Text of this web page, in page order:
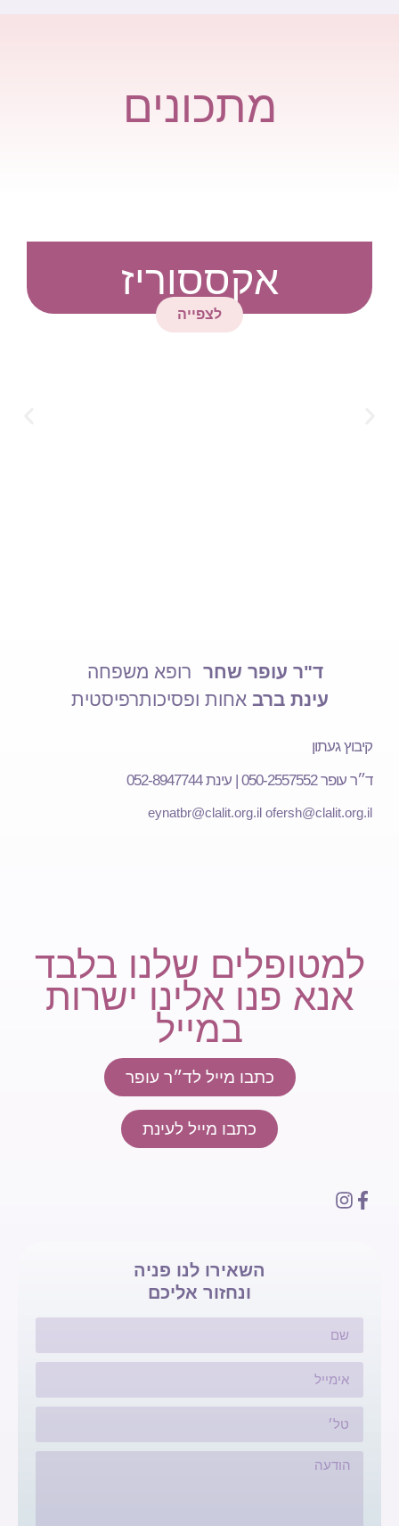
מתכונים
אקססוריז
לצפייה
ד"ר עופר שחר רופא משפחה
עינת ברבאחות ופסיכותרפיסטית
קיבוץ געתון
ד״ר עופר 050-2557552 | עינת 052-8947744
ofersh@clalit.org.il
eynatbr@clalit.org.il
למטופלים שלנו בלבד
אנא פנו אלינו ישרות
במייל
כתבו מייל לד״ר עופר
כתבו מייל לעינת
השאירו לנו פניה
ונחזור אליכם